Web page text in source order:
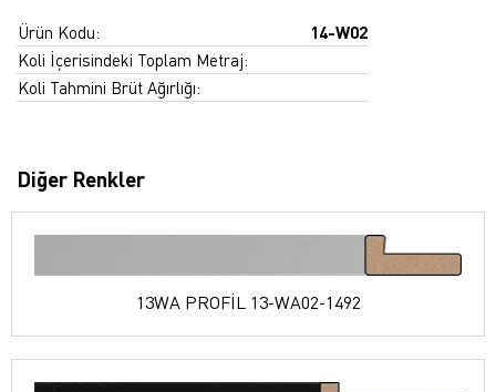
Ürün Kodu:
14-W02
Koli İçerisindeki Toplam Metraj:
Koli Tahmini Brüt Ağırlığı:
Diğer Renkler
13WA PROFİL 13-WA02-1492